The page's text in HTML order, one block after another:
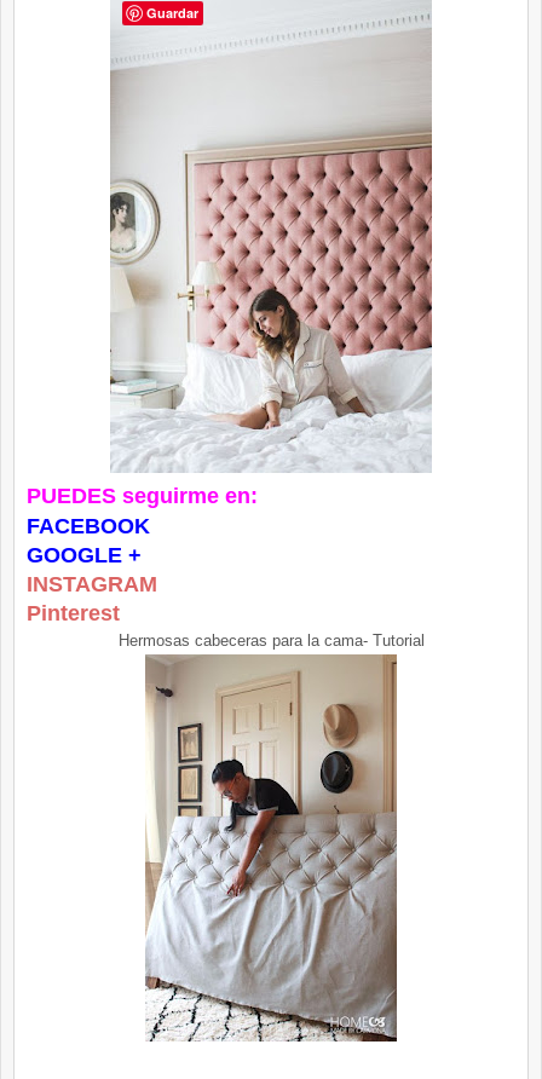
PUEDES seguirme en:
FACEBOOK
GOOGLE +
INSTAGRAM
Pinterest
Hermosas cabeceras para la cama- Tutorial
Guardar